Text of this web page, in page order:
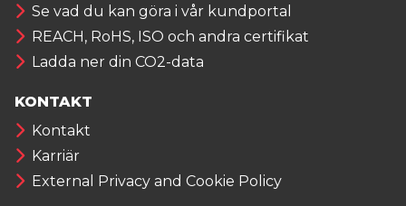
Se vad du kan göra i vår kundportal
REACH, RoHS, ISO och andra certifikat
Ladda ner din CO2-data
KONTAKT
Kontakt
Karriär
External Privacy and Cookie Policy